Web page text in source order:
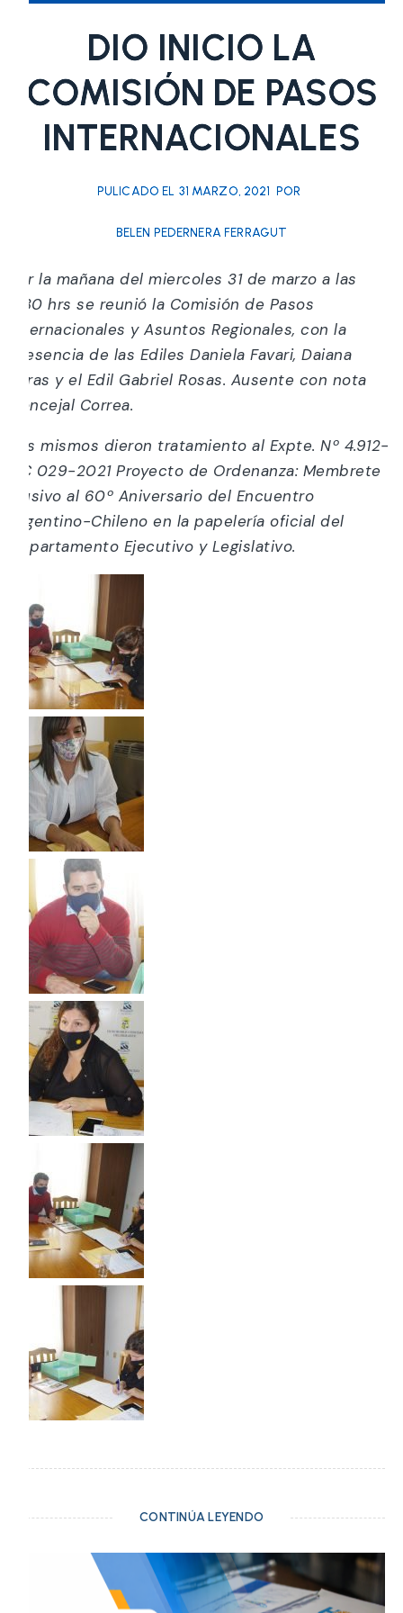
DIO INICIO LA
COMISIÓN DE PASOS
INTERNACIONALES
PULICADO EL 31 MARZO, 2021 POR
BELEN PEDERNERA FERRAGUT
Por la mañana del miercoles 31 de marzo a las
11:30 hrs se reunió la Comisión de Pasos
Internacionales y Asuntos Regionales, con la
presencia de las Ediles Daniela Favari, Daiana
Varas y el Edil Gabriel Rosas. Ausente con nota
Concejal Correa.
Los mismos dieron tratamiento al Expte. Nº 4.912-
HC 029-2021 Proyecto de Ordenanza: Membrete
alusivo al 60º Aniversario del Encuentro
Argentino-Chileno en la papelería oficial del
Departamento Ejecutivo y Legislativo.
CONTINÚA LEYENDO